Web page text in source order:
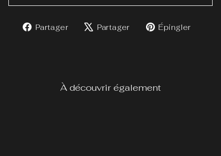
Partager
PartagerPartager
TweeterÉpingler
À découvrir également